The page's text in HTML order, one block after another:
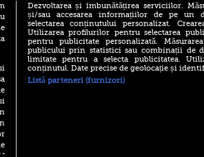
(P) Descoperă Lumea
Evenimentelor din România
cu Transilvania Events!
(P) Raku, gaming intens și o
Nikolaj
Urzeala
Annabelle
Dezvoltarea și îmbunătățirea serviciilor.
și/sau accesarea informațiilor de pe un
selectarea conținutului personalizat.
Utilizarea profilurilor pentru selectarea
pentru publicitate personalizată.
publicului prin statistici sau combinații de
limitate pentru a selecta publicitatea.
conținutul. Date precise de geolocație și
Listă parteneri (furnizori)